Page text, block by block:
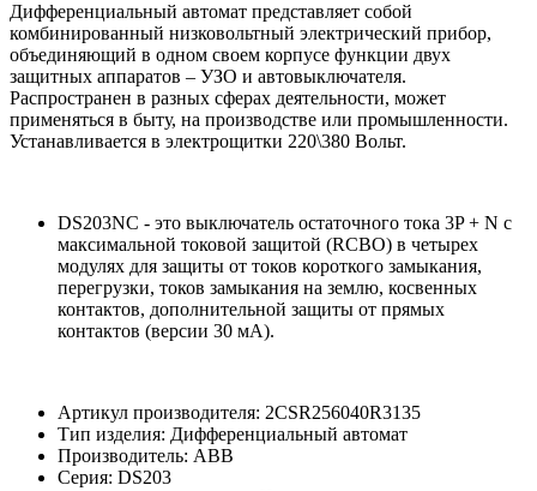
Дифференциальный автомат представляет собой
комбинированный низковольтный электрический прибор,
объединяющий в одном своем корпусе функции двух
защитных аппаратов – УЗО и автовыключателя.
Распространен в разных сферах деятельности, может
применяться в быту, на производстве или промышленности.
Устанавливается в электрощитки 220\380 Вольт.
DS203NC - это выключатель остаточного тока 3P + N с
максимальной токовой защитой (RCBO) в четырех
модулях для защиты от токов короткого замыкания,
перегрузки, токов замыкания на землю, косвенных
контактов, дополнительной защиты от прямых
контактов (версии 30 мА).
Артикул производителя: 2CSR256040R3135
Тип изделия: Дифференциальный автомат
Производитель: ABB
Серия: DS203